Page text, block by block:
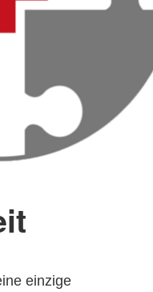
einzige